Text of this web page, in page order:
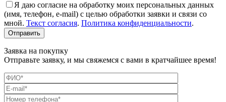
Я даю согласие на обработку моих персональных данных
(имя, телефон, e-mail) с целью обработки заявки и связи со
мной. Текст согласия. Политика конфиденциальности.
Заявка на покупку
Отправьте заявку, и мы свяжемся с вами в кратчайшее время!